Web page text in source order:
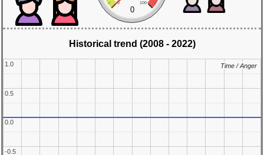
0 100
0
Historical trend (2008 - 2022)
-0.5
-0.5
0.0
0.0
0.5
0.5
1.0
1.0 Time / Anger
Time / Anger